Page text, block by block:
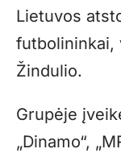
Lietuvos
futbolininkai,
Žindulio.
Grupėje
„Dinamo“,